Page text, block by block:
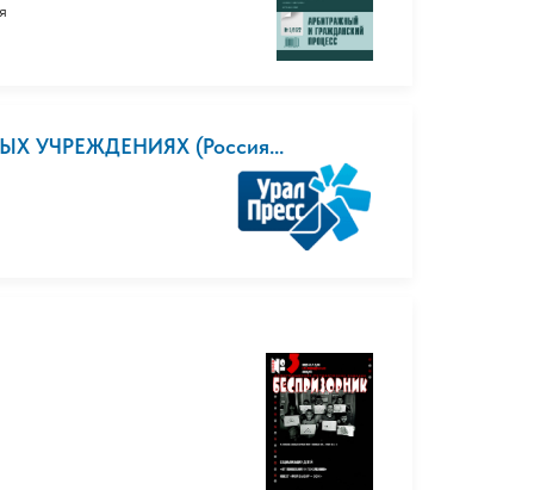
УЧРЕЖДЕНИЯХ (Россия...